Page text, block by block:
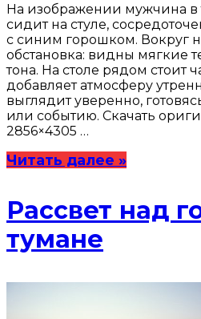
На изображении мужчина в
сидит на стуле,
с синим горошком. Вокруг
обстановка: видны мягкие
тона. На столе рядом стоит
добавляет атмосферу
выглядит уверенно,
или событию. Скачать
2856×4305 …
Читать далее »
Рассвет над
тумане